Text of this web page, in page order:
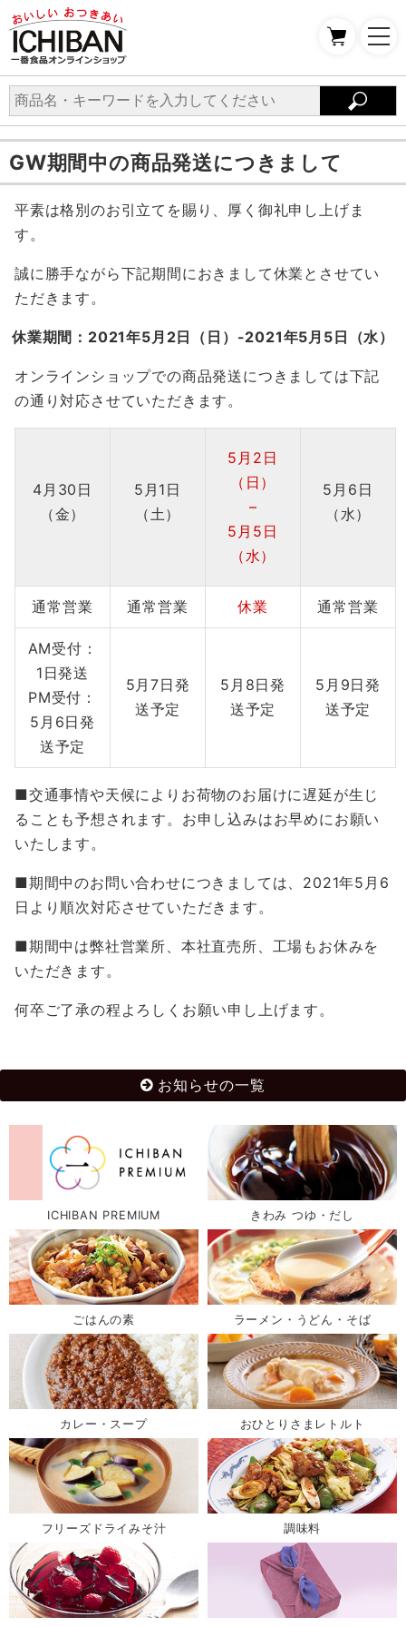
GW期間中の商品発送につきまして
平素は格別のお引立てを賜り、厚く御礼申し上げま
す。
誠に勝手ながら下記期間におきまして休業とさせてい
ただきます。
休業期間：2021年5月2日（日）-2021年5月5日（水）
オンラインショップでの商品発送につきましては下記
の通り対応させていただきます。
4月30日
（金）
5月1日
（土）
5月2日
（日）
–
5月5日
（水）
5月6日
（水）
通常営業 通常営業 休業 通常営業
AM受付：
1日発送
PM受付：
5月6日発
送予定
5月7日発
送予定
5月8日発
送予定
5月9日発
送予定
■交通事情や天候によりお荷物のお届けに遅延が生じ
ることも予想されます。お申し込みはお早めにお願い
いたします。
■期間中のお問い合わせにつきましては、2021年5月6
日より順次対応させていただきます。
■期間中は弊社営業所、本社直売所、工場もお休みを
いただきます。
何卒ご了承の程よろしくお願い申し上げます。
お知らせの一覧
ICHIBAN PREMIUM きわみ つゆ・だし
ごはんの素 ラーメン・うどん・そば
カレー・スープ おひとりさまレトルト
フリーズドライみそ汁 調味料